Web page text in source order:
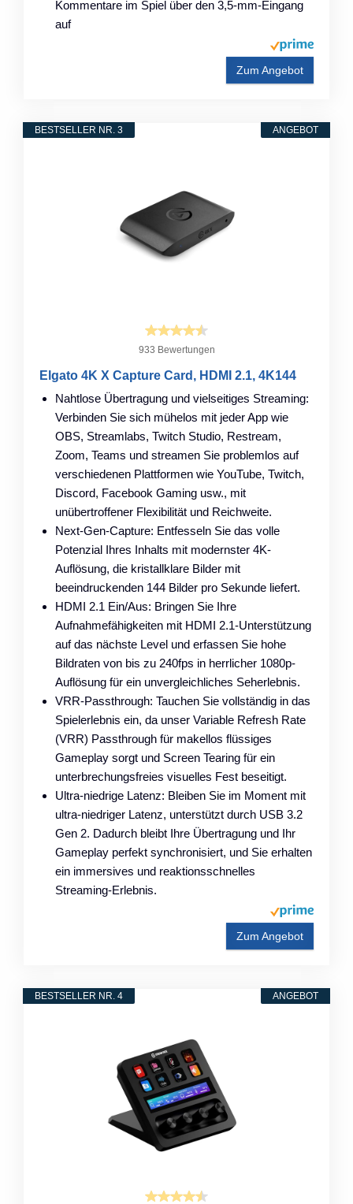
Kommentare im Spiel über den 3,5-mm-Eingang
auf
Zum Angebot
ANGEBOT
BESTSELLER NR. 3
933 Bewertungen
Elgato 4K X Capture Card, HDMI 2.1, 4K144
Nahtlose Übertragung und vielseitiges Streaming:
Verbinden Sie sich mühelos mit jeder App wie
OBS, Streamlabs, Twitch Studio, Restream,
Zoom, Teams und streamen Sie problemlos auf
verschiedenen Plattformen wie YouTube, Twitch,
Discord, Facebook Gaming usw., mit
unübertroffener Flexibilität und Reichweite.
Next-Gen-Capture: Entfesseln Sie das volle
Potenzial Ihres Inhalts mit modernster 4K-
Auflösung, die kristallklare Bilder mit
beeindruckenden 144 Bilder pro Sekunde liefert.
HDMI 2.1 Ein/Aus: Bringen Sie Ihre
Aufnahmefähigkeiten mit HDMI 2.1-Unterstützung
auf das nächste Level und erfassen Sie hohe
Bildraten von bis zu 240fps in herrlicher 1080p-
Auflösung für ein unvergleichliches Seherlebnis.
VRR-Passthrough: Tauchen Sie vollständig in das
Spielerlebnis ein, da unser Variable Refresh Rate
(VRR) Passthrough für makellos flüssiges
Gameplay sorgt und Screen Tearing für ein
unterbrechungsfreies visuelles Fest beseitigt.
Ultra-niedrige Latenz: Bleiben Sie im Moment mit
ultra-niedriger Latenz, unterstützt durch USB 3.2
Gen 2. Dadurch bleibt Ihre Übertragung und Ihr
Gameplay perfekt synchronisiert, und Sie erhalten
ein immersives und reaktionsschnelles
Streaming-Erlebnis.
Zum Angebot
ANGEBOT
BESTSELLER NR. 4